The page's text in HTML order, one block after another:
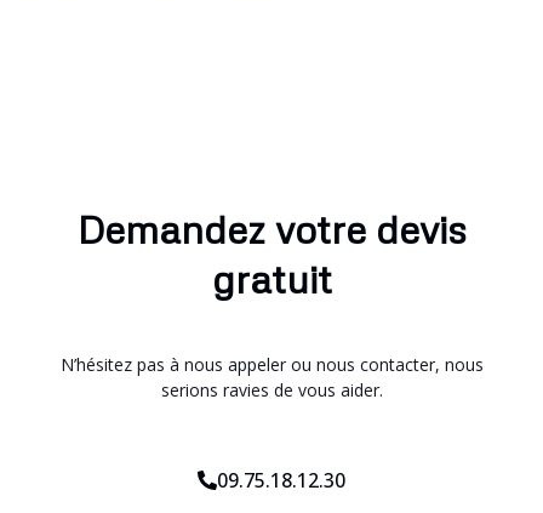
Demandez votre devis
gratuit
N’hésitez pas à nous appeler ou nous contacter, nous
serions ravies de vous aider.
09.75.18.12.30